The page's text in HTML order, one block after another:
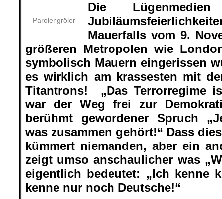
Parolengröler
Die
Mauerfalls vom 9.
größeren Metropolen wie
symbolisch Mauern eingerissen
es wirklich am krassesten mit
Titantrons! „Das Terrorregime
war der Weg frei zur
berühmt gewordener Spruch
was zusammen gehört!“ Dass
kümmert niemanden, aber ein
zeigt umso anschaulicher was
eigentlich bedeutet: „Ich kenne
kenne nur noch Deutsche!“